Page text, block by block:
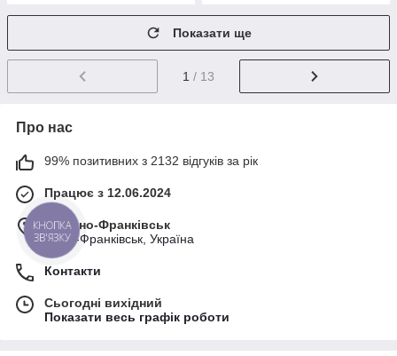
Показати ще
1 / 13
Про нас
99% позитивних з 2132 відгуків за рік
Працює з 12.06.2024
м. Івано-Франківськ
Івано-Франківськ, Україна
Контакти
Сьогодні вихідний
Показати весь графік роботи
КНОПКА
ЗВ'ЯЗКУ